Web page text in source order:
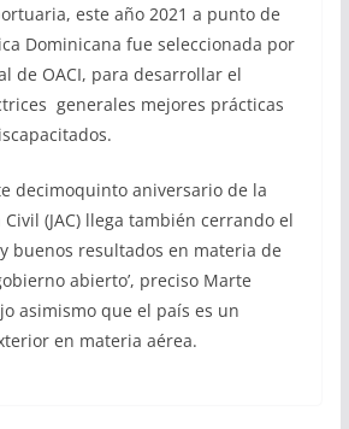
este año 2021 a punto de
Dominicana fue seleccionada por
de OACI, para desarrollar el
generales mejores prácticas
decimoquinto aniversario de la
(JAC) llega también cerrando el
buenos resultados en materia de
abierto’, preciso Marte
asimismo que el país es un
en materia aérea.